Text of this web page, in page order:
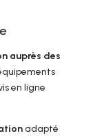
auprès des
en ligne
adapté